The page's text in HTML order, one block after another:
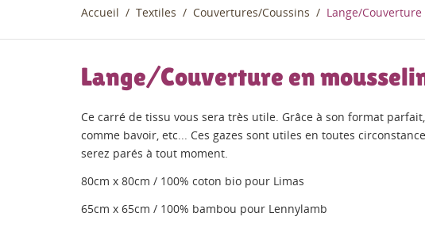
Accueil Textiles Couvertures/Coussins Lange/
Lange/Couverture en
Ce carré de tissu vous sera très utile. Grâce à son format
comme bavoir, etc... Ces gazes sont utiles en toutes
serez parés à tout moment.
80cm x 80cm / 100% coton bio pour Limas
65cm x 65cm / 100% bambou pour Lennylamb